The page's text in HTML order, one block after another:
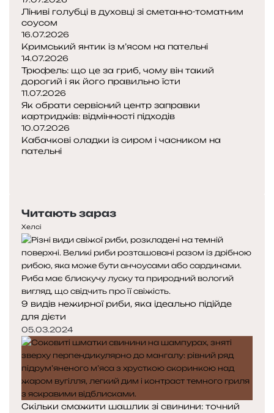
Ліниві голубці в духовці зі сметанно-томатним
соусом
16.07.2026
Кримський янтик із м’ясом на пательні
14.07.2026
Трюфель: що це за гриб, чому він такий
дорогий і як його правильно їсти
11.07.2026
Як обрати сервісний центр заправки
картриджів: відмінності підходів
10.07.2026
Кабачкові оладки із сиром і часником на
пательні
Читають зараз
Хелсі
9 видів нежирної риби, яка ідеально підійде
для дієти
05.03.2024
Скільки смажити шашлик зі свинини: точний